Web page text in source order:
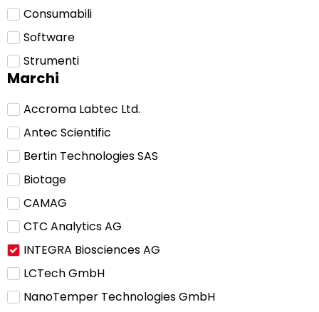
Consumabili
Software
Strumenti
Marchi
Accroma Labtec Ltd.
Antec Scientific
Bertin Technologies SAS
Biotage
CAMAG
CTC Analytics AG
INTEGRA Biosciences AG
LCTech GmbH
NanoTemper Technologies GmbH